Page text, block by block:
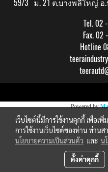
59/3 ม. 21 ต.บางพลีใหญ่ อ
Tel. 02
Fax. 02
Hotline
Powered by
เว็บไซต์นี้มีการใช้งานคุกกี้ เพื่อ
การใช้งานเว็บไซต์ของท่าน ท่าน
นโยบายความเป็นส่วนตัว และ น
ตั้งค่าคุกกี้